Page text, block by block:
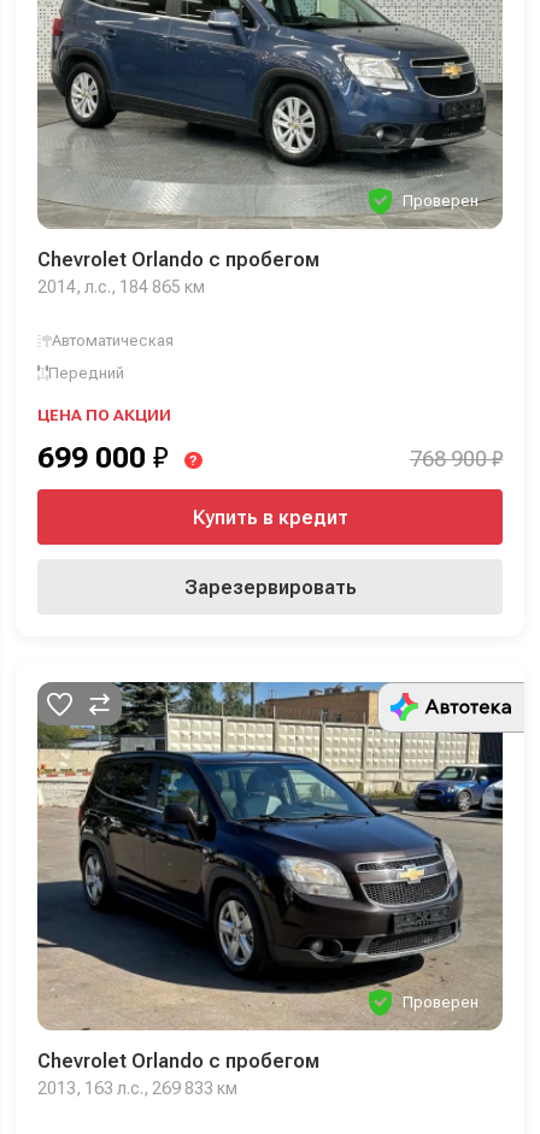
Проверен
Chevrolet Orlando с пробегом
2014, л.с., 184 865 км
Автоматическая
Передний
ЦЕНА ПО АКЦИИ
699 000 ₽ ? 768 900 ₽
Купить в кредит
Зарезервировать
Проверен
Chevrolet Orlando с пробегом
2013, 163 л.с., 269 833 км